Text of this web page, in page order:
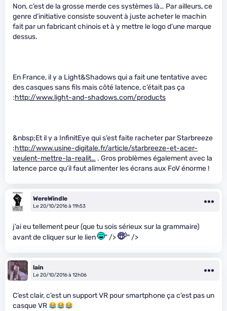
Non, c’est de la grosse merde ces systèmes là… Par ailleurs, ce
genre d’initiative consiste souvent à juste acheter le machin
fait par un fabricant chinois et à y mettre le logo d’une marque
dessus.
En France, il y a Light&Shadows qui a fait une tentative avec
des casques sans fils mais côté latence, c’était pas ça
:http://www.light-and-shadows.com/products
&nbsp;Et il y a InfinitEye qui s’est faite racheter par Starbreeze
:http://www.usine-digitale.fr/article/starbreeze-et-acer-
veulent-mettre-la-realit… . Gros problèmes également avec la
latence parce qu’il faut alimenter les écrans aux FoV énorme !
WereWindle
Le 20/10/2016 à 11h53
j’ai eu tellement peur (que tu sois sérieux sur la grammaire)
avant de cliquer sur le lien
" /> " />
lain
Le 20/10/2016 à 12h06
C’est clair, c’est un support VR pour smartphone ça c’est pas un
casque VR